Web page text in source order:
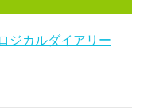
ロジカルダイアリー